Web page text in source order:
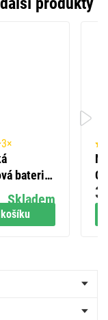
košíku
3×
baterie
(LR44), 2
Skladem